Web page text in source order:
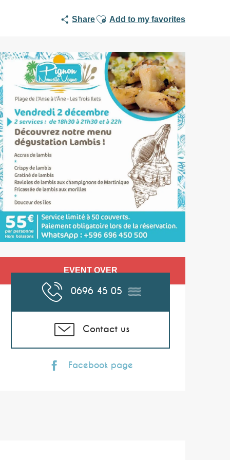
ShareAjouter aux favoris
Add to my favorites
hours &
EVENT OVER
0696 45 05 ▒▒
Contact us
Facebook page